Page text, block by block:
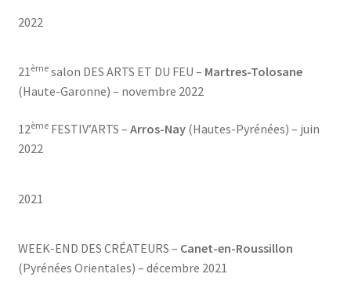
2022
21èmesalon DES ARTS ET DU FEU – Martres-Tolosane
(Haute-Garonne) – novembre 2022
12èmeFESTIV’ARTS – Arros-Nay(Hautes-Pyrénées) – juin
2022
2021
WEEK-END DES CRÉATEURS – Canet-en-Roussillon
(Pyrénées Orientales) – décembre 2021